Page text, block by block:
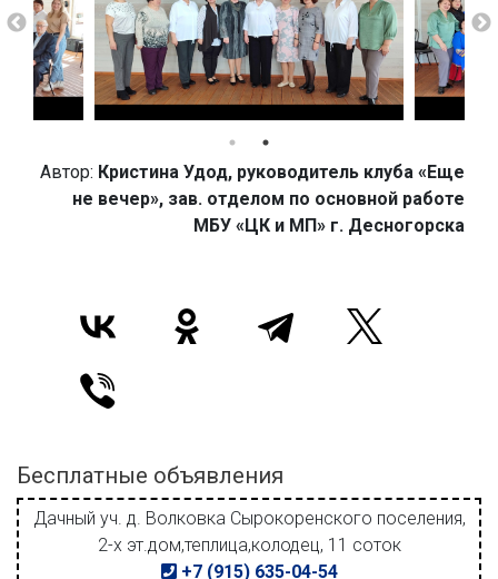
Автор: Кристина Удод, руководитель клуба «Еще
не вечер», зав. отделом по основной работе
МБУ «ЦК и МП» г. Десногорска
Бесплатные объявления
Дачный уч. д. Волковка Сырокоренского поселения,
2-х эт.дом,теплица,колодец, 11 соток
+7 (915) 635-04-54